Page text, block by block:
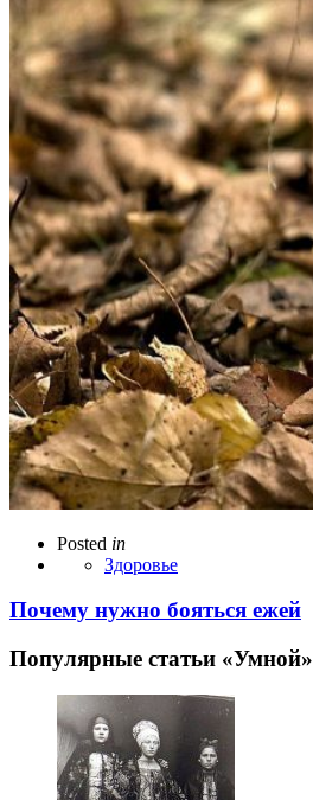
Posted in
Здоровье
Почему нужно бояться ежей
Популярные статьи «Умной»